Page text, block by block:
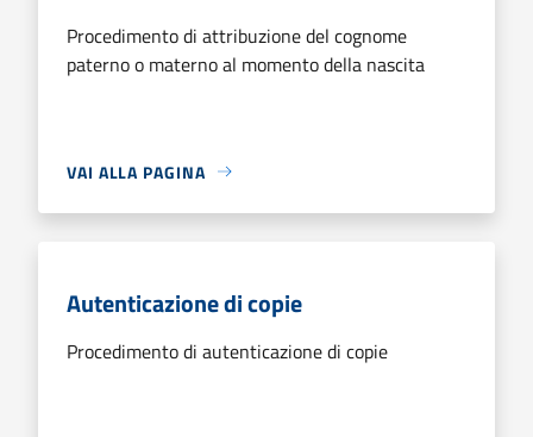
Procedimento di attribuzione del cognome
paterno o materno al momento della nascita
VAI ALLA PAGINA
Autenticazione di copie
Procedimento di autenticazione di copie